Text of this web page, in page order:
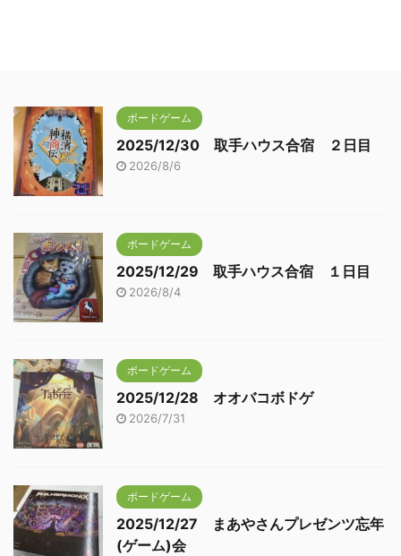
ボードゲーム
2025/12/30 取手ハウス合宿 ２日目
2026/8/6
ボードゲーム
2025/12/29 取手ハウス合宿 １日目
2026/8/4
ボードゲーム
2025/12/28 オオバコボドゲ
2026/7/31
ボードゲーム
2025/12/27 まあやさんプレゼンツ忘年
(ゲーム)会